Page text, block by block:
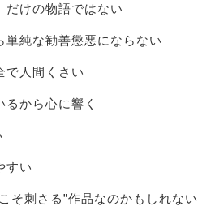
だけの物語ではない
単純な勧善懲悪にならない
で人間くさい
るから心に響く
すい
そ刺さる”作品なのかもしれない